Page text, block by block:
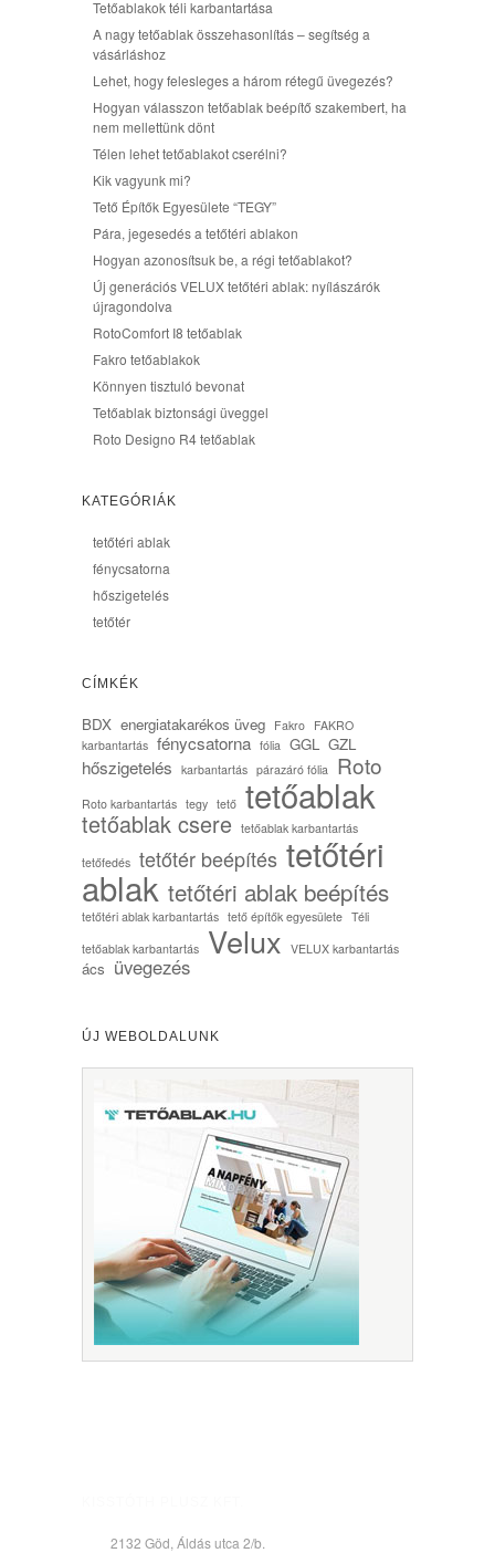
Tetőablakok téli karbantartása
A nagy tetőablak összehasonlítás – segítség a
vásárláshoz
Lehet, hogy felesleges a három rétegű üvegezés?
Hogyan válasszon tetőablak beépítő szakembert, ha
nem mellettünk dönt
Télen lehet tetőablakot cserélni?
Kik vagyunk mi?
Tető Építők Egyesülete “TEGY”
Pára, jegesedés a tetőtéri ablakon
Hogyan azonosítsuk be, a régi tetőablakot?
Új generációs VELUX tetőtéri ablak: nyílászárók
újragondolva
RotoComfort I8 tetőablak
Fakro tetőablakok
Könnyen tisztuló bevonat
Tetőablak biztonsági üveggel
Roto Designo R4 tetőablak
KATEGÓRIÁK
tetőtéri ablak
fénycsatorna
hőszigetelés
tetőtér
CÍMKÉK
BDX energiatakarékos üveg Fakro FAKRO
karbantartás fénycsatorna fólia GGL GZL
hőszigetelés karbantartás párazáró fólia Roto
Roto karbantartás tegy tető tetőablak
tetőablak csere tetőablak karbantartás
tetőfedés tetőtér beépítés tetőtéri
ablak tetőtéri ablak beépítés
tetőtéri ablak karbantartás tető építők egyesülete Téli
tetőablak karbantartás Velux VELUX karbantartás
ács üvegezés
ÚJ WEBOLDALUNK
2132 Göd, Áldás utca 2/b.